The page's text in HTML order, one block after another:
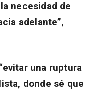
necesidad de
adelante”,
“evitar una ruptura
donde sé que